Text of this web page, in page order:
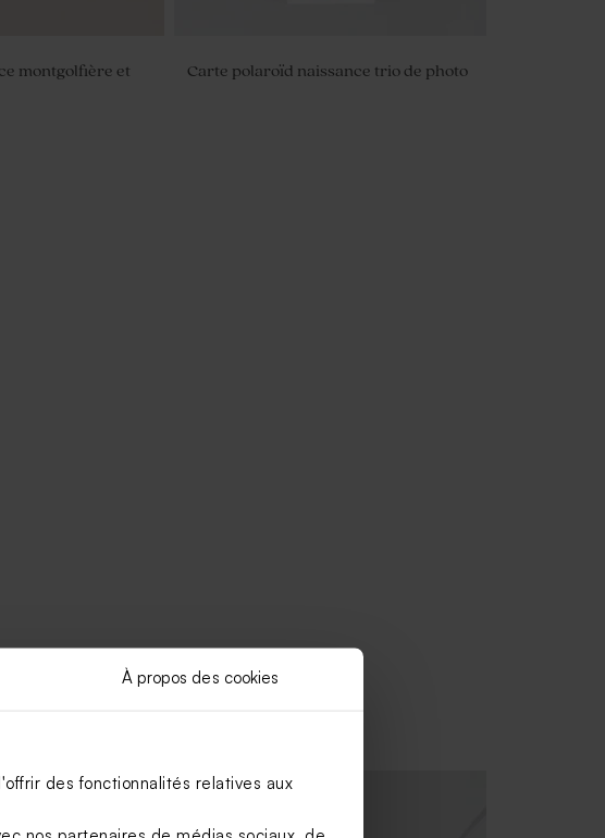
À propos des cookies
des fonctionnalités relatives aux
montgolfière et
Carte polaroïd naissance trio de photo